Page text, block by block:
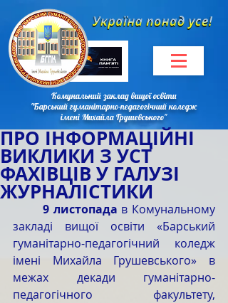
Комунальний заклад вищої освіти
"Барський гуманітарно-педагогічний коледж
імені Михайла Грушевського"
ПРО ІНФОРМАЦІЙНІ
ВИКЛИКИ З УСТ
ФАХІВЦІВ У ГАЛУЗІ
ЖУРНАЛІСТИКИ
9 листопада в Комунальному
закладі вищої освіти «Барський
гуманітарно-педагогічний коледж
імені Михайла Грушевського» в
межах декади гуманітарно-
педагогічного факультету,